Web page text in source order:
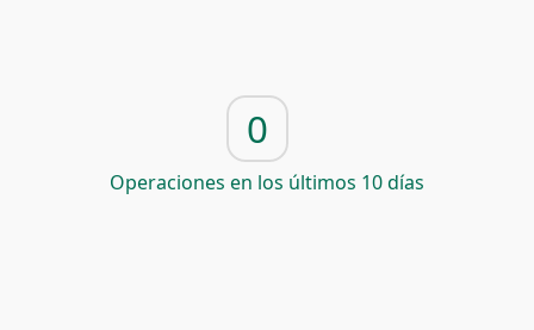
0
Operaciones en los últimos 10 días